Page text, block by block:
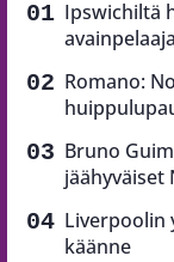
Ipswichiltä
Romano:
Bruno
jäähyväiset
Liverpoolin
käänne